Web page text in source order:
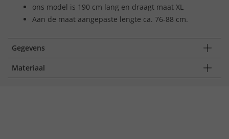
ons model is 190 cm lang en draagt maat XL
Aan de maat aangepaste lengte ca. 76-88 cm.
Gegevens
Materiaal